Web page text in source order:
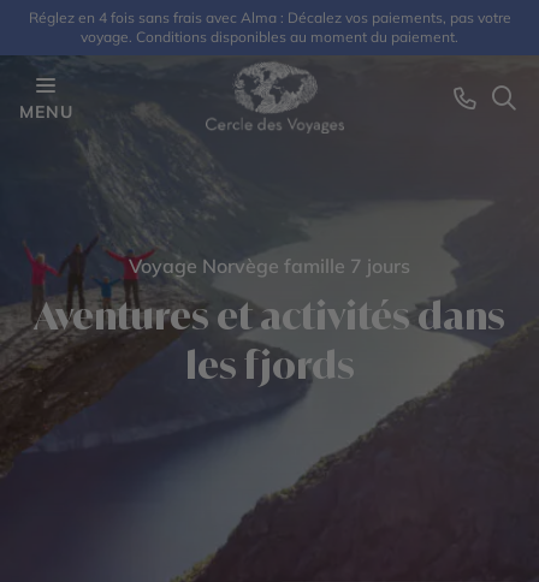
Réglez en 4 fois sans frais avec Alma : Décalez vos paiements, pas votre
voyage. Conditions disponibles au moment du paiement.
MENU
Voyage Norvège famille 7 jours
Aventures et activités dans
les fjords